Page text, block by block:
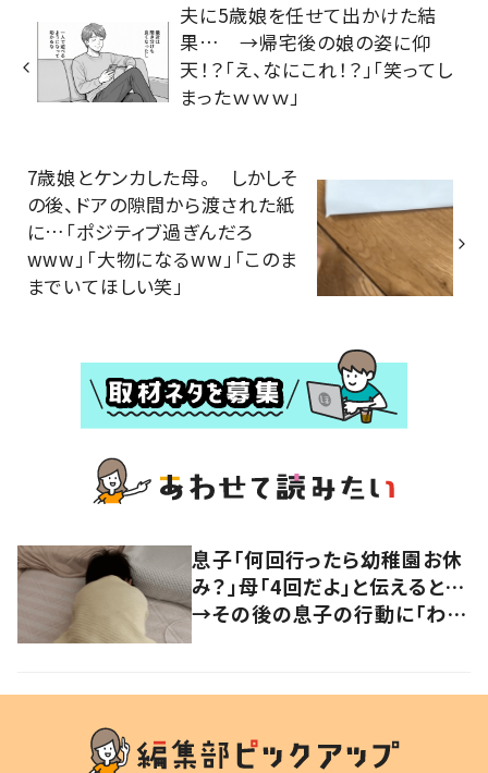
夫に5歳娘を任せて出かけた結
果… →帰宅後の娘の姿に仰
天！？「え、なにこれ！？」「笑ってし
まったｗｗｗ」
7歳娘とケンカした母。 しかしそ
の後、ドアの隙間から渡された紙
に…「ポジティブ過ぎんだろ
www」「大物になるww」「このま
までいてほしい笑」
息子「何回行ったら幼稚園お休
み？」母「4回だよ」と伝えると…
→その後の息子の行動に「わか